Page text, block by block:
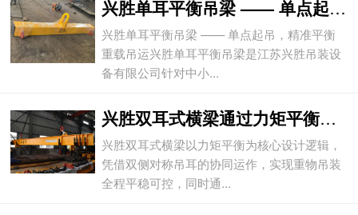
兴胜单耳平衡吊梁 —— 单点起吊，精准平
兴胜单耳平衡吊梁 —— 单点起吊，精准平衡
重载吊运兴胜单耳平衡吊梁是江苏兴胜吊装设
备有限公司针对中小...
兴胜双耳式横梁通过力矩平衡实现重物平稳吊
兴胜双耳式横梁以力矩平衡为核心设计逻辑，
凭借双侧对称吊耳的协同运作，实现重物吊装
全程平稳可控，同时通...